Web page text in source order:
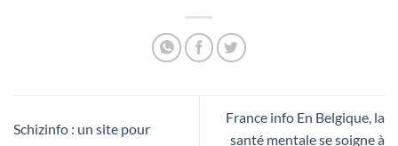
Schizinfo : un site pour
France info En Belgique, la
santé mentale se soigne à